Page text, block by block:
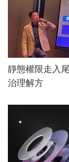
靜態權限走入
治理解方